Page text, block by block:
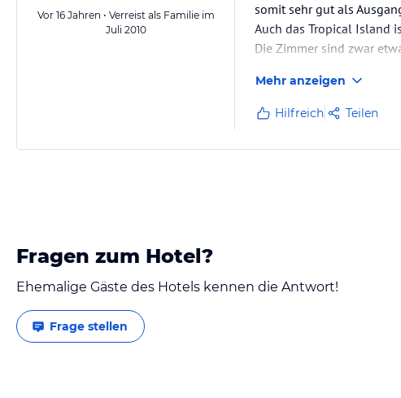
Vor 16 Jahren • Verreist als Familie im
Juli 2010
somit sehr gut als
Auch das Tropical Island
Die Zimmer sind zwar
Da die Pension ländlich
Mehr anzeigen
Hilfreich Teilen
Fragen zum Hotel?
Ehemalige Gäste des Hotels kennen die Antwort!
Frage stellen